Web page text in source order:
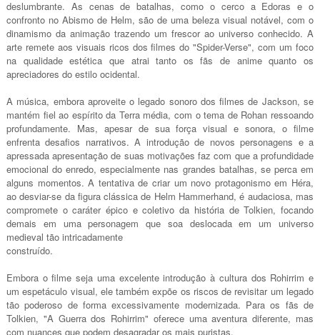
deslumbrante. As cenas de batalhas, como o cerco a Edoras e o
confronto no Abismo de Helm, são de uma beleza visual notável, com o
dinamismo da animação trazendo um frescor ao universo conhecido. A
arte remete aos visuais ricos dos filmes do "Spider-Verse", com um foco
na qualidade estética que atrai tanto os fãs de anime quanto os
apreciadores do estilo ocidental.
A música, embora aproveite o legado sonoro dos filmes de Jackson, se
mantém fiel ao espírito da Terra média, com o tema de Rohan ressoando
profundamente. Mas, apesar de sua força visual e sonora, o filme
enfrenta desafios narrativos. A introdução de novos personagens e a
apressada apresentação de suas motivações faz com que a profundidade
emocional do enredo, especialmente nas grandes batalhas, se perca em
alguns momentos. A tentativa de criar um novo protagonismo em Héra,
ao desviar-se da figura clássica de Helm Hammerhand, é audaciosa, mas
compromete o caráter épico e coletivo da história de Tolkien, focando
demais em uma personagem que soa deslocada em um universo
medieval tão intricadamente
construído.
Embora o filme seja uma excelente introdução à cultura dos Rohirrim e
um espetáculo visual, ele também expõe os riscos de revisitar um legado
tão poderoso de forma excessivamente modernizada. Para os fãs de
Tolkien, "A Guerra dos Rohirrim" oferece uma aventura diferente, mas
com nuances que podem desagradar os mais puristas.